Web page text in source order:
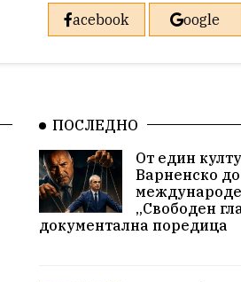
acebook
oogle
ПОСЛЕДНО
От един
Варненско
„Свободен
документална поредица